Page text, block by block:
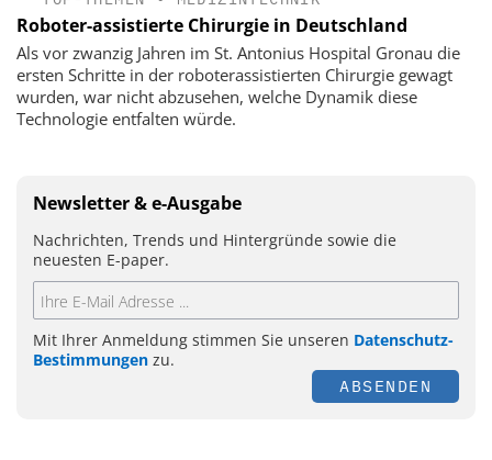
Roboter-assistierte Chirurgie in Deutschland
Als vor zwanzig Jahren im St. Antonius Hospital Gronau die
ersten Schritte in der roboterassistierten Chirurgie gewagt
wurden, war nicht abzusehen, welche Dynamik diese
Technologie entfalten würde.
Newsletter & e-Ausgabe
Nachrichten, Trends und Hintergründe sowie die
neuesten E-paper.
Mit Ihrer Anmeldung stimmen Sie unseren Datenschutz-
Bestimmungen zu.
ABSENDEN